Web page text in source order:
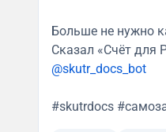
Больше не нужно
Сказал «Счёт для
@skutr_docs_bot
#skutrdocs